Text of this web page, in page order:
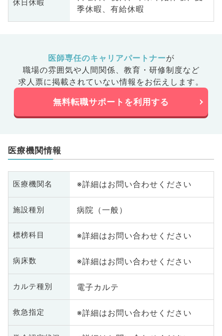
休日休暇
季休暇、有給休暇
医師専任のキャリアパートナーが
職場の雰囲気や人間関係、 教育・研修制度など
求人票に掲載されていない情報をお伝えします。
無料転職サポートを利用する
医療機関情報
医療機関名 ※詳細はお問い合わせください
施設種別 病院（一般）
標榜科目 ※詳細はお問い合わせください
病床数 ※詳細はお問い合わせください
カルテ種別 電子カルテ
救急指定 ※詳細はお問い合わせください